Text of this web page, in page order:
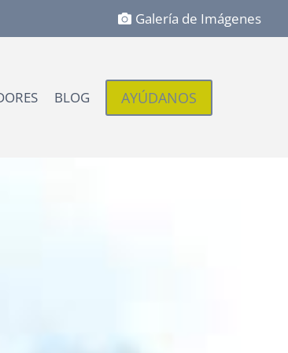
Galería de Imágenes
BLOG AYÚDANOS